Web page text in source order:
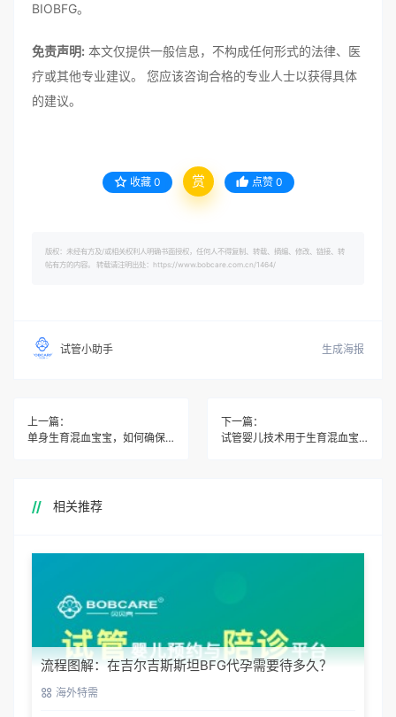
BIOBFG。
免责声明: 本文仅提供一般信息，不构成任何形式的法律、医
疗或其他专业建议。 您应该咨询合格的专业人士以获得具体
的建议。
收藏 0 赏 点赞 0
版权：未经有方及/或相关权利人明确书面授权，任何人不得复制、转载、摘编、修改、链接、转
帖有方的内容。 转载请注明出处：https://www.bobcare.com.cn/1464/
试管小助手 生成海报
上一篇：
单身生育混血宝宝，如何确保孩子的出生证明和户籍问题？
下一篇：
试管婴儿技术用于生育混血宝宝的合法性如何保障？
相关推荐
流程图解：在吉尔吉斯斯坦BFG代孕需要待多久？
海外特需